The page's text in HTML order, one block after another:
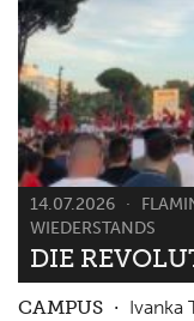
14.07.2026
WIEDERSTANDS
DIE
CAMPUS
Ivanka